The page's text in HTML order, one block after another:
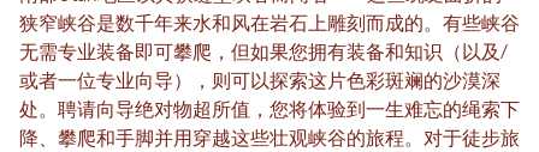
狭窄峡谷是数千年来水和风在岩石上雕刻而成的。有些峡谷
无需专业装备即可攀爬，但如果您拥有装备和知识（以及/
或者一位专业向导），则可以探索这片色彩斑斓的沙漠深
处。聘请向导绝对物超所值，您将体验到一生难忘的绳索下
降、攀​​爬和手脚并用穿越这些壮观峡谷的旅程。对于徒步旅